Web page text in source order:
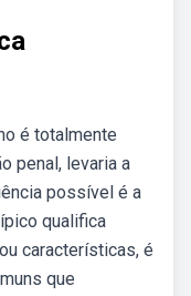
é totalmente
penal, levaria a
possível é a
qualifica
características, é
que